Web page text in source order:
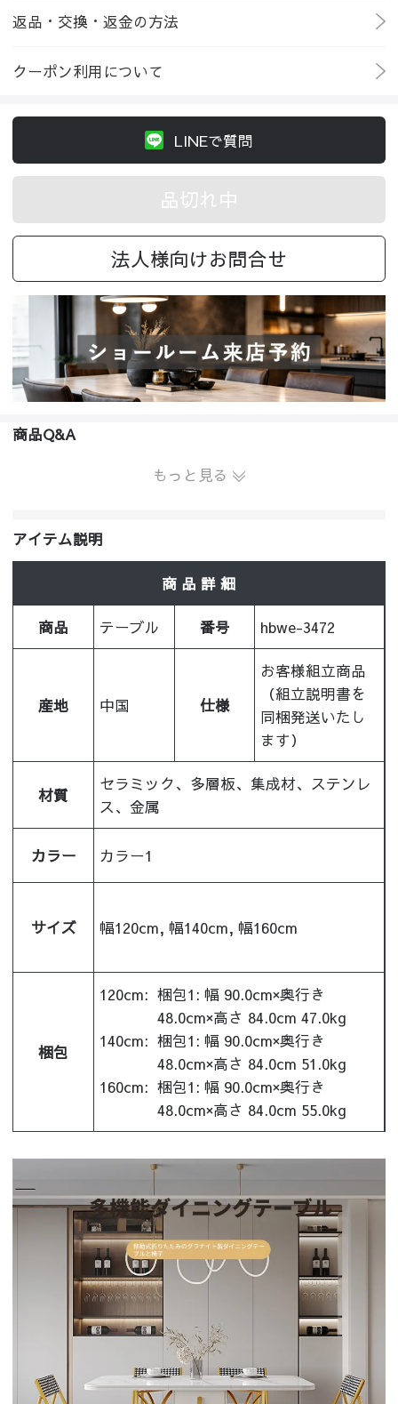
返品・交換・返金の方法
クーポン利用について
LINEで質問
品切れ中
法人様向けお問合せ
商品Q&A
もっと見る
アイテム説明
商 品 詳 細
商品 テーブル 番号 hbwe-3472
産地 中国 仕様
お客様組立商品
（組立説明書を
同梱発送いたし
ます）
材質
セラミック、多層板、集成材、ステンレ
ス、金属
カラー カラー1
サイズ 幅120cm, 幅140cm, 幅160cm
梱包
120cm: 梱包1: 幅 90.0cm×奥行き
48.0cm×高さ 84.0cm 47.0kg
140cm: 梱包1: 幅 90.0cm×奥行き
48.0cm×高さ 84.0cm 51.0kg
160cm: 梱包1: 幅 90.0cm×奥行き
48.0cm×高さ 84.0cm 55.0kg